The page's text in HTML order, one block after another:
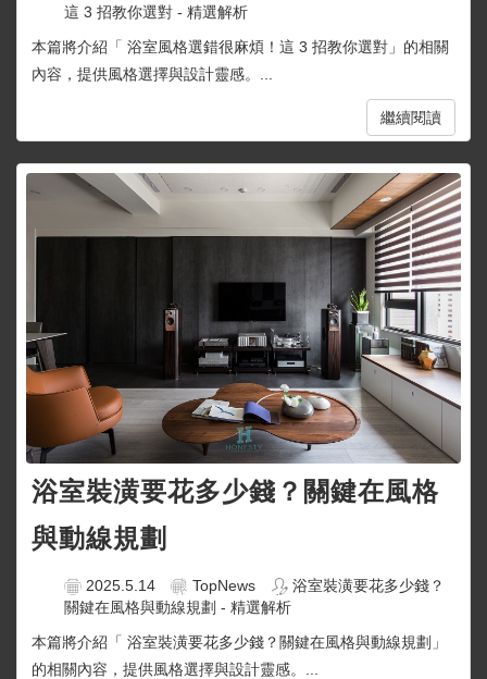
這 3 招教你選對 - 精選解析
本篇將介紹「 浴室風格選錯很麻煩！這 3 招教你選對」的相關
內容，提供風格選擇與設計靈感。...
繼續閱讀
浴室裝潢要花多少錢？關鍵在風格
與動線規劃
2025.5.14 TopNews
浴室裝潢要花多少錢？
關鍵在風格與動線規劃 - 精選解析
本篇將介紹「 浴室裝潢要花多少錢？關鍵在風格與動線規劃」
的相關內容，提供風格選擇與設計靈感。...